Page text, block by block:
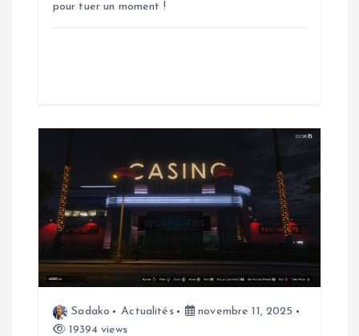
pour tuer un moment !
Sadako Actualités
novembre 11, 2025
19394 views